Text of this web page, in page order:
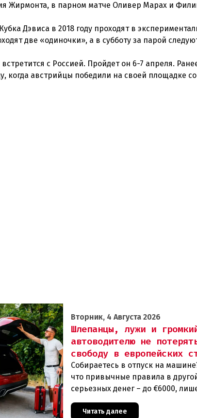
Жирмонта, в парном матче Оливер Марах и
Дэвиса в 2018 году проходят в
две «одиночки», а в субботу за парой
с Россией. Пройдет он 6-7 апреля.
Вторник, 4 Августа 2026
Шлепанцы, лужи и
автоводителю не
свободу в европейских
Собираетесь в отпуск на
что привычные правила в
серьезных денег – до €6000,
тюремного срока. От громкого
Читать далее